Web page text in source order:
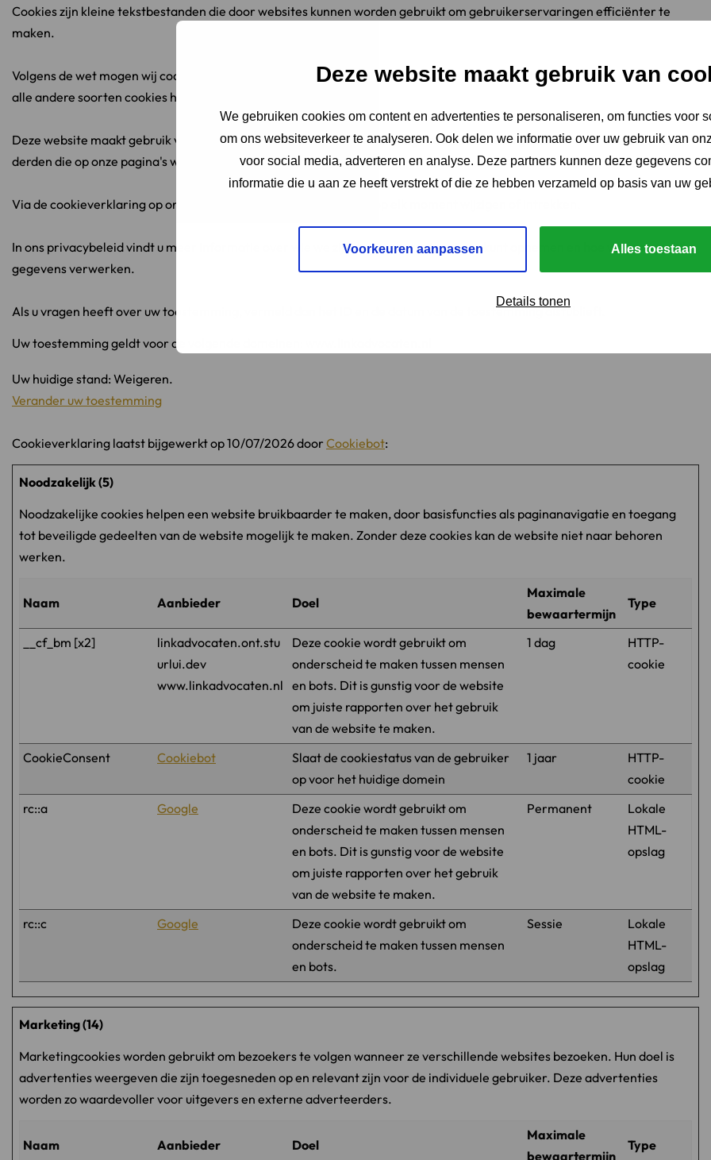
Deze website maakt gebruik van
We gebruiken cookies om content en advertenties te personaliseren, om functies voor
om ons websiteverkeer te analyseren. Ook delen we informatie over uw gebruik van
voor social media, adverteren en analyse. Deze partners kunnen deze gegevens
informatie die u aan ze heeft verstrekt of die ze hebben verzameld op basis van uw
Voorkeuren aanpassen Alles toestaan
Details tonen
Cookies zijn kleine tekstbestanden die door websites kunnen worden gebruikt om gebruikerservaringen efficiënter te
maken.
Volgens de wet mogen wij cookies op uw apparaat opslaan als ze strikt noodzakelijk zijn voor het gebruik van de site. Voor
alle andere soorten cookies hebben we uw toestemming nodig.
Deze website maakt gebruik van verschillende soorten cookies. Sommige cookies worden geplaatst door diensten van
derden die op onze pagina's worden weergegeven.
Via de cookieverklaring op onze website kunt u uw toestemming op elk moment wijzigen of intrekken.
In ons privacybeleid vindt u meer informatie over wie we zijn, hoe u contact met ons kunt opnemen en hoe we persoonlijke
gegevens verwerken.
Als u vragen heeft over uw toestemming, vermeld dan het ID en de datum van de toestemming alstublieft.
Uw toestemming geldt voor de volgende domeinen: www.linkadvocaten.nl
Uw huidige stand: Weigeren.
Verander uw toestemming
Cookieverklaring laatst bijgewerkt op 10/07/2026 door Cookiebot:
Noodzakelijk (5)
Noodzakelijke cookies helpen een website bruikbaarder te maken, door basisfuncties als paginanavigatie en toegang
tot beveiligde gedeelten van de website mogelijk te maken. Zonder deze cookies kan de website niet naar behoren
werken.
Naam Aanbieder Doel
Maximale
bewaartermijn
Type
__cf_bm [x2]
linkadvocaten.ont.stu
urlui.dev
www.linkadvocaten.nl
Deze cookie wordt gebruikt om
onderscheid te maken tussen mensen
en bots. Dit is gunstig voor de website
om juiste rapporten over het gebruik
van de website te maken.
1 dag
HTTP-
cookie
CookieConsent Cookiebot
Slaat de cookiestatus van de gebruiker
op voor het huidige domein
1 jaar
HTTP-
cookie
rc::a
Google
Deze cookie wordt gebruikt om
onderscheid te maken tussen mensen
en bots. Dit is gunstig voor de website
om juiste rapporten over het gebruik
van de website te maken.
Permanent
Lokale
HTML-
opslag
rc::c Google
Deze cookie wordt gebruikt om
onderscheid te maken tussen mensen
en bots.
Sessie
Lokale
HTML-
opslag
Marketing (14)
Marketingcookies worden gebruikt om bezoekers te volgen wanneer ze verschillende websites bezoeken. Hun doel is
advertenties weergeven die zijn toegesneden op en relevant zijn voor de individuele gebruiker. Deze advertenties
worden zo waardevoller voor uitgevers en externe adverteerders.
Naam Aanbieder Doel
Maximale
bewaartermijn
Type